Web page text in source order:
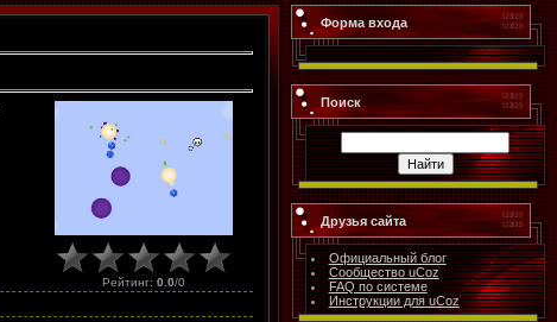
Рейтинг: 0.0/0
Форма входа
Поиск
Друзья сайта
Официальный блог
Сообщество uCoz
FAQ по системе
Инструкции для uCoz